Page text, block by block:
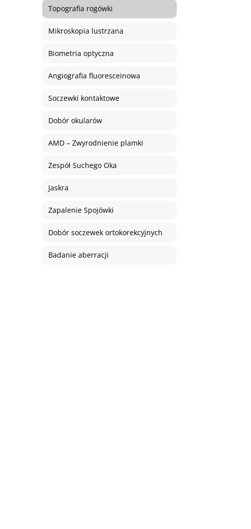
Topografia rogówki
Mikroskopia lustrzana
Biometria optyczna
Angiografia fluoresceinowa
Soczewki kontaktowe
Dobór okularów
AMD – Zwyrodnienie plamki
Zespół Suchego Oka
Jaskra
Zapalenie Spojówki
Dobór soczewek ortokorekcyjnych
Badanie aberracji